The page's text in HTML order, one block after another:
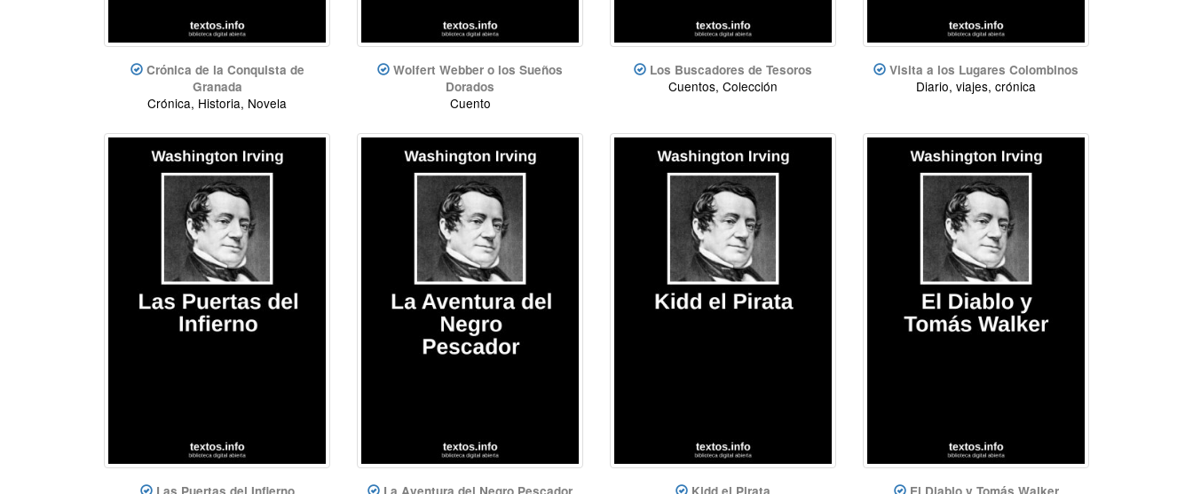
Crónica de la Conquista de
Granada
Crónica, Historia, Novela
Wolfert Webber o los Sueños
Dorados
Cuento
Los Buscadores de Tesoros
Cuentos, Colección
Visita a los Lugares Colombinos
Diario, viajes, crónica
Las Puertas del Infierno La Aventura del Negro Pescador Kidd el Pirata El Diablo y Tomás Walker